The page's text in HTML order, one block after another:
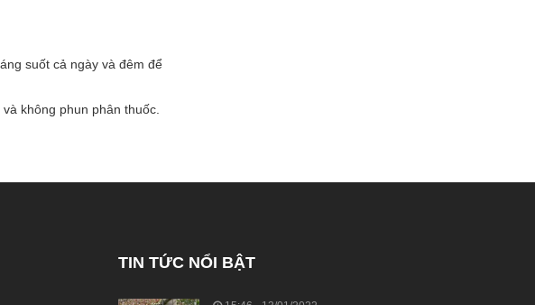
suốt cả ngày và đêm để
không phun phân thuốc.
TIN TỨC NỔI BẬT